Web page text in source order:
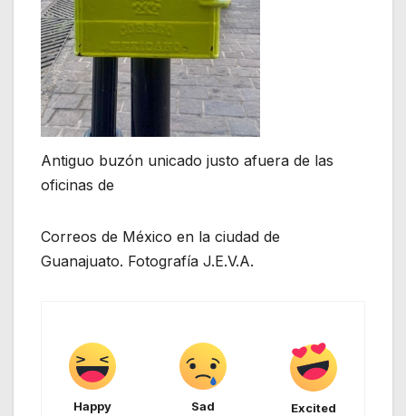
Antiguo buzón unicado justo afuera de las
oficinas de
Correos de México en la ciudad de
Guanajuato. Fotografía J.E.V.A.
Happy Sad Excited